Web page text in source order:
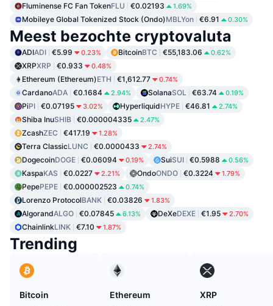
Fluminense FC Fan TokenFLU €0.02193 1.69%
Mobileye Global Tokenized Stock (Ondo)MBLYon €6.91 0.30%
Meest bezochte cryptovaluta
ADIADI €5.99 0.23% BitcoinBTC €55,183.06 0.62%
XRPXRP €0.933 0.48%
Ethereum (Ethereum)ETH €1,612.77 0.74%
CardanoADA €0.1684 2.94% SolanaSOL €63.74 0.19%
PiPI €0.07195 3.02% HyperliquidHYPE €46.81 2.74%
Shiba InuSHIB €0.000004335 2.47%
ZcashZEC €417.19 1.28%
Terra ClassicLUNC €0.0000433 2.74%
DogecoinDOGE €0.06094 0.19% SuiSUI €0.5988 0.56%
KaspaKAS €0.0227 2.21% OndoONDO €0.3224 1.79%
PepePEPE €0.000002523 0.74%
Lorenzo ProtocolBANK €0.03826 1.83%
AlgorandALGO €0.07845 6.13% DeXeDEXE €1.95 2.70%
ChainlinkLINK €7.10 1.87%
Trending
Bitcoin
Ethereum
XRP